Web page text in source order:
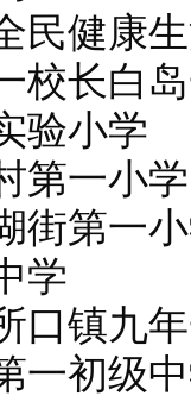
民健康
校长白
验小学
第一小学
街第一
学
口镇九
一初级